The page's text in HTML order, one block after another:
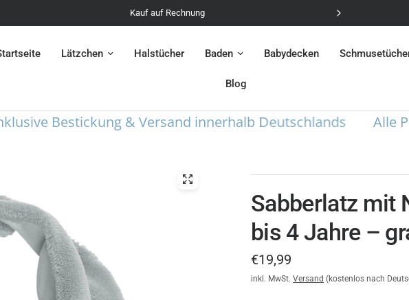
Kauf auf Rechnung
Lätzchen Halstücher Baden Babydecken
Blog
Bestickung & Versand innerhalb Deutschlands Alle
Sabberlatz mit
bis 4 Jahre –
€19,99
inkl. MwSt. Versand (kostenlos nach